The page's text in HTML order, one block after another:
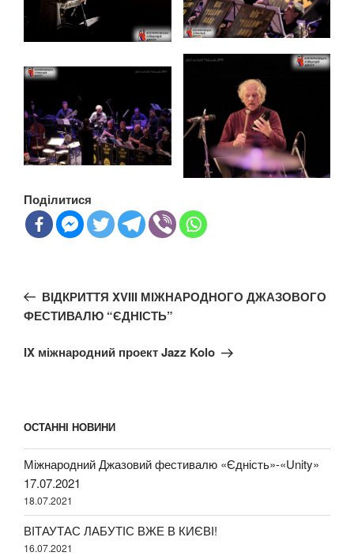
Поділитися
записів
Попередній
запис:
ВІДКРИТТЯ XVIII МІЖНАРОДНОГО ДЖАЗОВОГО
ФЕСТИВАЛЮ “ЄДНІСТЬ”
Наступний
IX міжнародний проект Jazz Kolo
ОСТАННІ НОВИНИ
Міжнародний Джазовий фестивалю «Єдність»-«Unity»
17.07.2021
18.07.2021
ВІТАУТАС ЛАБУТІС ВЖЕ В КИЄВІ!
16.07.2021